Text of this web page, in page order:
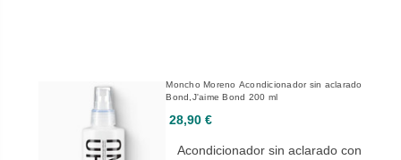
Moncho Moreno Acondicionador sin aclarado
Bond,J'aime Bond 200 ml
28,90 €
Acondicionador sin aclarado con